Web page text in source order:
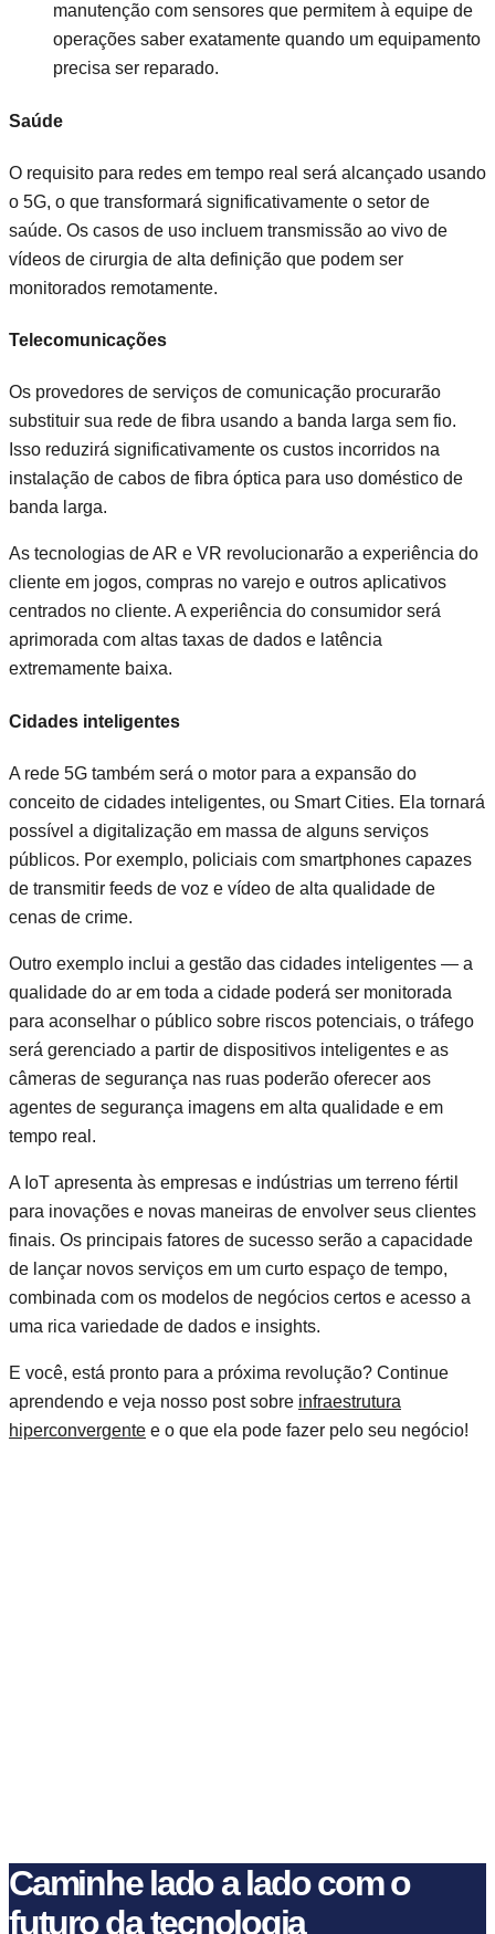
manutenção com sensores que permitem à equipe de
operações saber exatamente quando um equipamento
precisa ser reparado.
Saúde
O requisito para redes em tempo real será alcançado usando
o 5G, o que transformará significativamente o setor de
saúde. Os casos de uso incluem transmissão ao vivo de
vídeos de cirurgia de alta definição que podem ser
monitorados remotamente.
Telecomunicações
Os provedores de serviços de comunicação procurarão
substituir sua rede de fibra usando a banda larga sem fio.
Isso reduzirá significativamente os custos incorridos na
instalação de cabos de fibra óptica para uso doméstico de
banda larga.
As tecnologias de AR e VR revolucionarão a experiência do
cliente em jogos, compras no varejo e outros aplicativos
centrados no cliente. A experiência do consumidor será
aprimorada com altas taxas de dados e latência
extremamente baixa.
Cidades inteligentes
A rede 5G também será o motor para a expansão do
conceito de cidades inteligentes, ou Smart Cities. Ela tornará
possível a digitalização em massa de alguns serviços
públicos. Por exemplo, policiais com smartphones capazes
de transmitir feeds de voz e vídeo de alta qualidade de
cenas de crime.
Outro exemplo inclui a gestão das cidades inteligentes — a
qualidade do ar em toda a cidade poderá ser monitorada
para aconselhar o público sobre riscos potenciais, o tráfego
será gerenciado a partir de dispositivos inteligentes e as
câmeras de segurança nas ruas poderão oferecer aos
agentes de segurança imagens em alta qualidade e em
tempo real.
A IoT apresenta às empresas e indústrias um terreno fértil
para inovações e novas maneiras de envolver seus clientes
finais. Os principais fatores de sucesso serão a capacidade
de lançar novos serviços em um curto espaço de tempo,
combinada com os modelos de negócios certos e acesso a
uma rica variedade de dados e insights.
E você, está pronto para a próxima revolução? Continue
aprendendo e veja nosso post sobre infraestrutura
hiperconvergente e o que ela pode fazer pelo seu negócio!
Caminhe lado a lado com o
futuro da tecnologia